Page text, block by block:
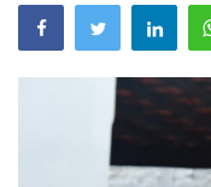
Mural de Licitações